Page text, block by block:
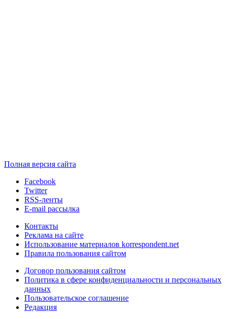
Полная версия сайта
Facebook
Twitter
RSS-ленты
E-mail рассылка
Контакты
Реклама на сайте
Использование материалов korrespondent.net
Правила пользования сайтом
Договор пользования сайтом
Политика в сфере конфиденциальности и персональных
данных
Пользовательское соглашение
Редакция